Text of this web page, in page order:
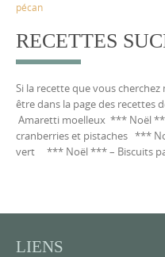
pécan
RECETTES
Si la recette que vous cherchez
être dans la page des recettes
Amaretti moelleux *** Noël
cranberries et pistaches ***
vert *** Noël *** – Biscuits
LIENS